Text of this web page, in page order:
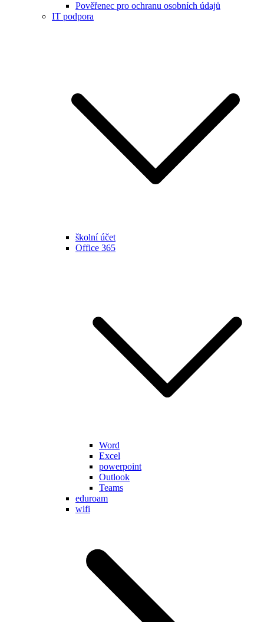
Pověřenec pro ochranu osobních údajů
IT podpora
školní účet
Office 365
Word
Excel
powerpoint
Outlook
Teams
eduroam
wifi